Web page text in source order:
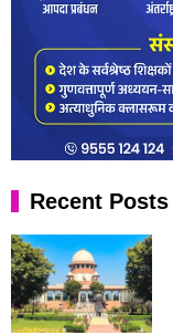
Recent Posts